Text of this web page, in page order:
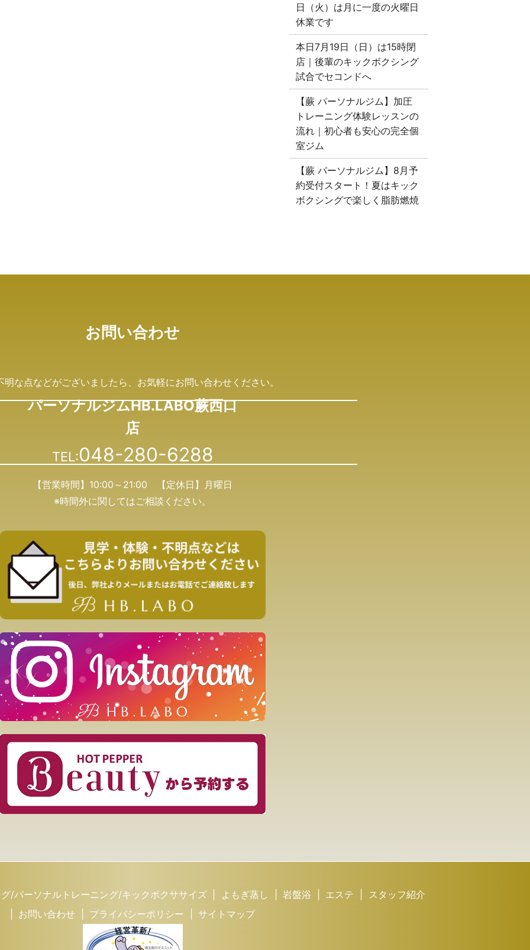
日（火）は月に一度の火曜日
休業です
本日7月19日（日）は15時閉
店｜後輩のキックボクシング
試合でセコンドへ
【蕨 パーソナルジム】加圧
トレーニング体験レッスンの
流れ｜初心者も安心の完全個
室ジム
【蕨 パーソナルジム】8月予
約受付スタート！夏はキック
ボクシングで楽しく脂肪燃焼
お問い合わせ
明な点などがございましたら、 お気軽にお問い合わせください。
パーソナルジムHB.LABO蕨西口
店
TEL:048-280-6288
【営業時間】10:00～21:00 【定休日】月曜日
※時間外に関してはご相談ください。
/パーソナルトレーニング/キックボクササイズ よもぎ蒸し 岩盤浴 エステ
スタッフ紹介
お問い合わせ
プライバシーポリシー サイトマップ